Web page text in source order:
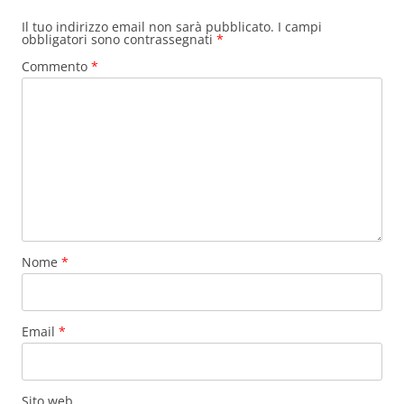
Il tuo indirizzo email non sarà pubblicato. I campi
obbligatori sono contrassegnati *
Commento *
Nome *
Email *